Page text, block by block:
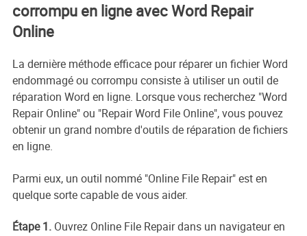
corrompu en ligne avec Word Repair
Online
La dernière méthode efficace pour réparer un fichier Word
endommagé ou corrompu consiste à utiliser un outil de
réparation Word en ligne. Lorsque vous recherchez "Word
Repair Online" ou "Repair Word File Online", vous pouvez
obtenir un grand nombre d'outils de réparation de fichiers
en ligne.
Parmi eux, un outil nommé "Online File Repair" est en
quelque sorte capable de vous aider.
Étape 1. Ouvrez Online File Repair dans un navigateur en